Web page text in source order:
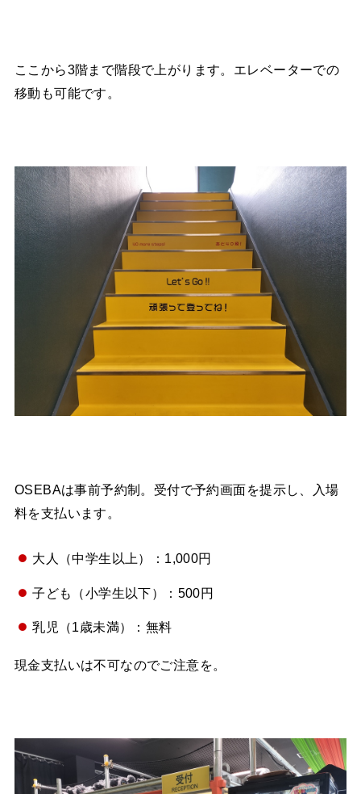
ここから3階まで階段で上がります。エレベーターでの
移動も可能です。
OSEBAは事前予約制。受付で予約画面を提示し、入場
料を支払います。
大人（中学生以上）：1,000円
子ども（小学生以下）：500円
乳児（1歳未満）：無料
現金支払いは不可なのでご注意を。